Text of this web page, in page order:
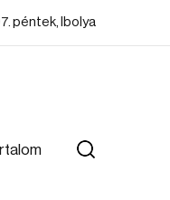
péntek, Ibolya